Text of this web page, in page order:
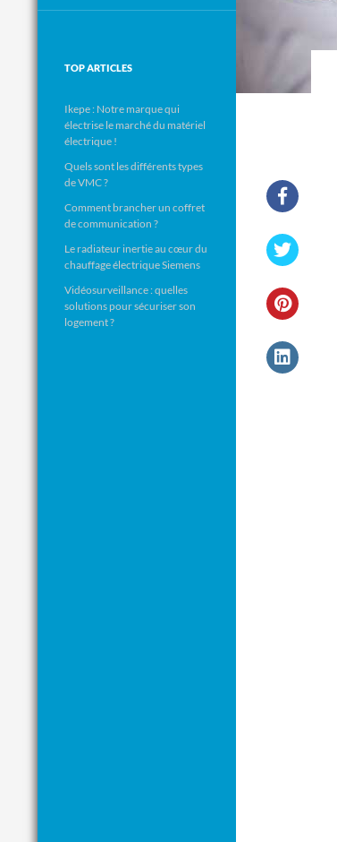
TOP ARTICLES
Ikepe : Notre marque qui
électrise le marché du matériel
électrique !
Quels sont les différents types
de VMC ?
Comment brancher un coffret
de communication ?
Le radiateur inertie au cœur du
chauffage électrique Siemens
Vidéosurveillance : quelles
solutions pour sécuriser son
logement ?